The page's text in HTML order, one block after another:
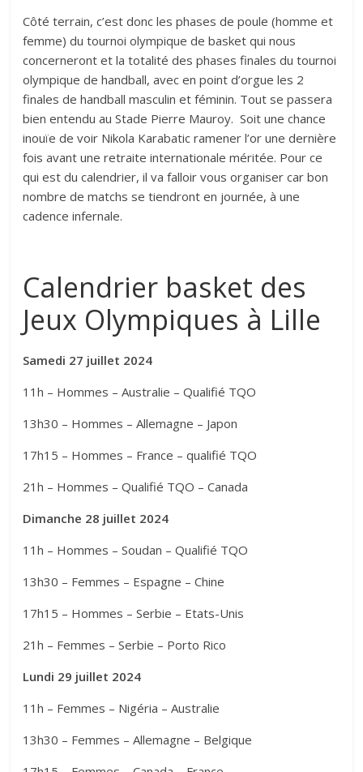
Côté terrain, c’est donc les phases de poule (homme et
femme) du tournoi olympique de basket qui nous
concerneront et la totalité des phases finales du tournoi
olympique de handball, avec en point d’orgue les 2
finales de handball masculin et féminin. Tout se passera
bien entendu au Stade Pierre Mauroy. Soit une chance
inouïe de voir Nikola Karabatic ramener l’or une dernière
fois avant une retraite internationale méritée. Pour ce
qui est du calendrier, il va falloir vous organiser car bon
nombre de matchs se tiendront en journée, à une
cadence infernale.
Calendrier basket des
Jeux Olympiques à Lille
Samedi 27 juillet 2024
11h – Hommes – Australie – Qualifié TQO
13h30 – Hommes – Allemagne – Japon
17h15 – Hommes – France – qualifié TQO
21h – Hommes – Qualifié TQO – Canada
Dimanche 28 juillet 2024
11h – Hommes – Soudan – Qualifié TQO
13h30 – Femmes – Espagne – Chine
17h15 – Hommes – Serbie – Etats-Unis
21h – Femmes – Serbie – Porto Rico
Lundi 29 juillet 2024
11h – Femmes – Nigéria – Australie
13h30 – Femmes – Allemagne – Belgique